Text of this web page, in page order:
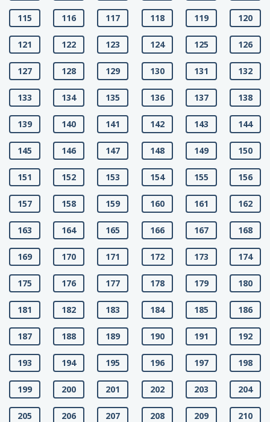
115 116 117 118 119 120
121 122 123 124 125 126
127 128 129 130 131 132
133 134 135 136 137 138
139 140 141 142 143 144
145 146 147 148 149 150
151 152 153 154 155 156
157 158 159 160 161 162
163 164 165 166 167 168
169 170 171 172 173 174
175 176 177 178 179 180
181 182 183 184 185 186
187 188 189 190 191 192
193 194 195 196 197 198
199 200 201 202 203 204
205 206 207 208 209 210